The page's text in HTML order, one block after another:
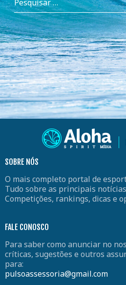
SOBRE NÓS
O mais completo portal de
Tudo sobre as principais
Competições, rankings, dicas e
FALE CONOSCO
Para saber como anunciar no
críticas, sugestões e outros
para:
pulsoassessoria@gmail.com